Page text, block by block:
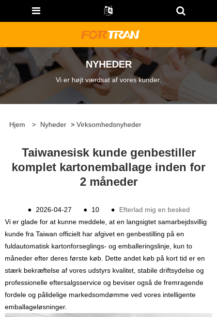
NYHEDER
Vi er højt værdsat af vores kunder.
Hjem > Nyheder > Virksomhedsnyheder
Taiwanesisk kunde genbestiller
komplet kartonemballage inden for
2 måneder
● 2026-04-27 ● 10 ●
Efterlad mig en besked
Vi er glade for at kunne meddele, at en langsigtet samarbejdsvillig
kunde fra Taiwan officielt har afgivet en genbestilling på en
fuldautomatisk kartonforseglings- og emballeringslinje, kun to
måneder efter deres første køb. Dette andet køb på kort tid er en
stærk bekræftelse af vores udstyrs kvalitet, stabile driftsydelse og
professionelle eftersalgsservice og beviser også de fremragende
fordele og pålidelige markedsomdømme ved vores intelligente
emballageløsninger.